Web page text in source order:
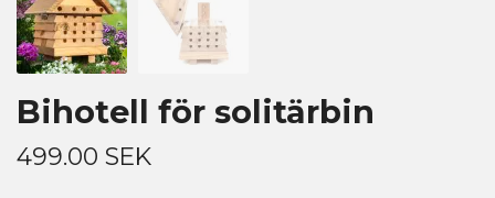
Bihotell för solitärbin
499.00 SEK